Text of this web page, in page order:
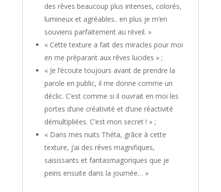
des rêves beaucoup plus intenses, colorés,
lumineux et agréables.. en plus je m’en
souviens parfaitement au réveil. »
« Cette texture a fait des miracles pour moi
en me préparant aux rêves lucides » ;
« Je l’écoute toujours avant de prendre la
parole en public, il me donne comme un
déclic. C’est comme si il ouvrait en moi les
portes d’une créativité et d’une réactivité
démultipliées. C’est mon secret ! » ;
« Dans mes nuits Théta, grâce à cette
texture, j’ai des rêves magnifiques,
saisissants et fantasmagoriques que je
peins ensuite dans la journée… »